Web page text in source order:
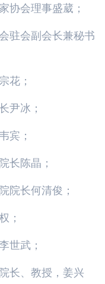
协会理事盛葳；
驻会副会长兼秘书
花；
尹冰；
宾；
长陈晶；
院长何清俊；
；
世武；
长、教授，姜兴